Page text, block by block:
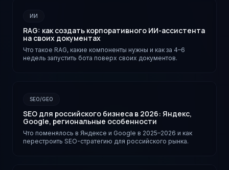
ИИ
RAG: как создать корпоративного ИИ-ассистента
на своих документах
Что такое RAG, какие компоненты нужны и как за 4–6
недель запустить бота поверх своих документов.
SEO/GEO
SEO для российского бизнеса в 2026: Яндекс,
Google, региональные особенности
Что поменялось в Яндексе и Google в 2025–2026 и как
перестроить SEO-стратегию для российского рынка.